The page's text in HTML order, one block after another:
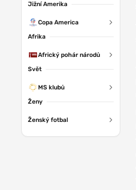
Jižní Amerika
Copa America
Afrika
Africký pohár národů
Svět
MS klubů
Ženy
Ženský fotbal